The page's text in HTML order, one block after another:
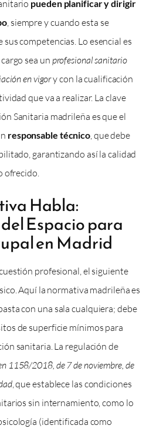
pueden planificar y dirigir
, siempre y cuando esta se
competencias. Lo esencial es
sea un profesional sanitario
en vigory con la cualificación
que va a realizar. La clave
Sanitaria madrileña es que el
responsable técnico , que debe
garantizando así la calidad
ofrecido.
Habla:
Espacio para
en Madrid
profesional, el siguiente
Aquí la normativa madrileña es
con una sala cualquiera; debe
de superficie mínimos para
sanitaria. La regulación de
1158/2018, de 7 de noviembre, de
, que establece las condiciones
sin internamiento, como lo
(identificada como